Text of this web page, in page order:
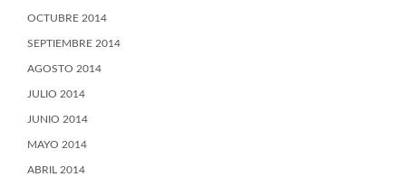
OCTUBRE 2014
SEPTIEMBRE 2014
AGOSTO 2014
JULIO 2014
JUNIO 2014
MAYO 2014
ABRIL 2014